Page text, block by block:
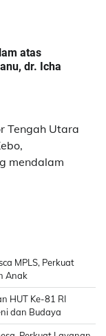
atas
dr. Icha
Tengah Utara
mendalam
MPLS, Perkuat
Anak
HUT Ke-81 RI
dan Budaya